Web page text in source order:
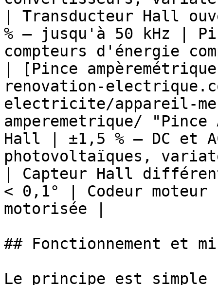
| Transducteur Hall
% — jusqu'à 50 kHz |
compteurs d'énergie
| [Pince
renovation-
electricite/appareil-
amperemetrique/ "Pince
Hall | ±1,5 % — DC et
photovoltaïques,
| Capteur Hall
< 0,1° | Codeur moteur
motorisée |
## Fonctionnement et
Le principe est